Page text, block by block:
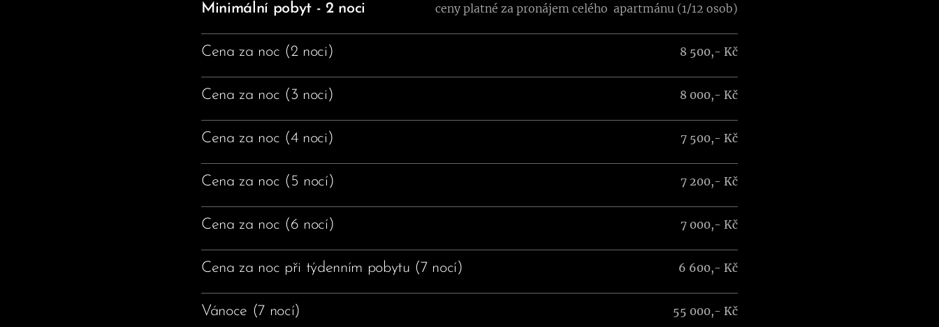
Minimální pobyt - 2 noci ceny platné za pronájem celého apartmánu (1/12 osob)
Cena za noc (2 noci) 8 500,- Kč
Cena za noc (3 noci) 8 000,- Kč
Cena za noc (4 noci) 7 500,- Kč
Cena za noc (5 nocí) 7 200,- Kč
Cena za noc (6 nocí) 7 000,- Kč
Cena za noc při týdenním pobytu (7 nocí) 6 600,- Kč
Vánoce (7 nocí) 55 000,- Kč